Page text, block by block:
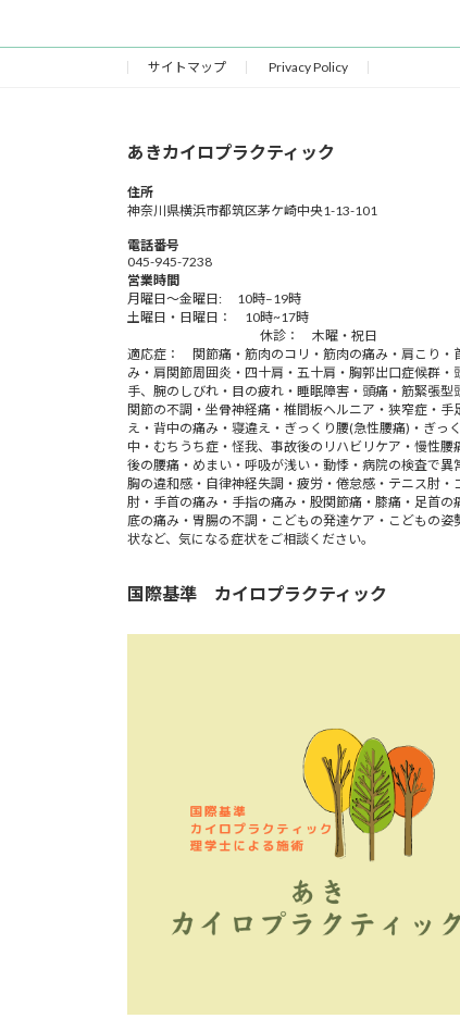
サイトマップ Privacy Policy
あきカイロプラクティック
住所
神奈川県横浜市都筑区茅ケ崎中央1-13-101
電話番号
045-945-7238
営業時間
月曜日～金曜日: 10時–19時
土曜日・日曜日： 10時~17時
休診： 木曜・祝日
適応症： 関節痛・筋肉のコリ・筋肉の痛み・肩こり・
み・肩関節周囲炎・四十肩・五十肩・胸郭出口症候群・
手、腕のしびれ・目の疲れ・睡眠障害・頭痛・筋緊張型
関節の不調・坐骨神経痛・椎間板ヘルニア・狭窄症・手
え・背中の痛み・寝違え・ぎっくり腰(急性腰痛)・ぎっ
中・むちうち症・怪我、事故後のリハビリケア・慢性腰
後の腰痛・めまい・呼吸が浅い・動悸・病院の検査で異
胸の違和感・自律神経失調・疲労・倦怠感・テニス肘・
肘・手首の痛み・手指の痛み・股関節痛・膝痛・足首の
底の痛み・胃腸の不調・こどもの発達ケア・こどもの姿
状など、気になる症状をご相談ください。
国際基準 カイロプラクティック